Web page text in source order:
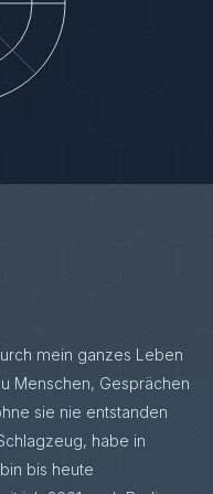
mein ganzes Leben
Menschen, Gesprächen
sie nie entstanden
habe in
bis heute